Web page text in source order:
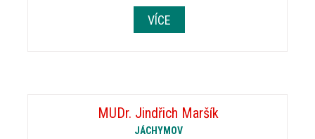
VÍCE
MUDr. Jindřich Maršík
JÁCHYMOV